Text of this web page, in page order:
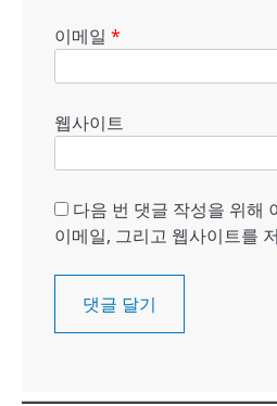
이메일 *
웹사이트
다음 번 댓글 작성을 위해
이메일, 그리고 웹사이트를